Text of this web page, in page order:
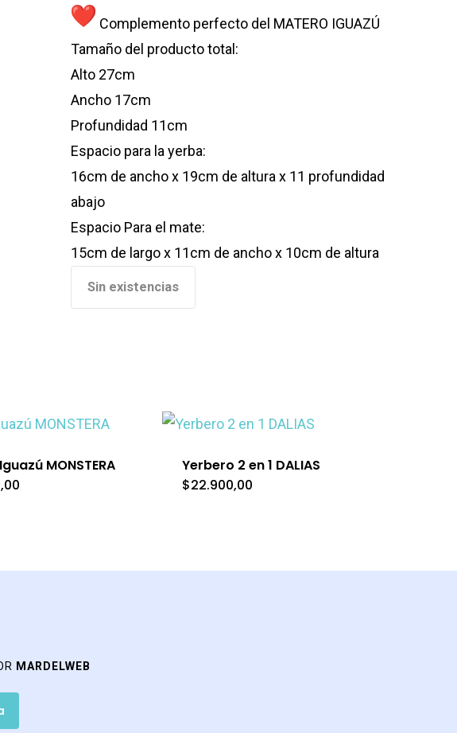
Complemento perfecto del MATERO IGUAZÚ
Tamaño del producto total:
Alto 27cm
Ancho 17cm
Profundidad 11cm
Espacio para la yerba:
16cm de ancho x 19cm de altura x 11 profundidad
abajo
Espacio Para el mate:
15cm de largo x 11cm de ancho x 10cm de altura
Sin existencias
MONSTERA
Yerbero 2 en 1 DALIAS
$22.900,00
MARDELWEB